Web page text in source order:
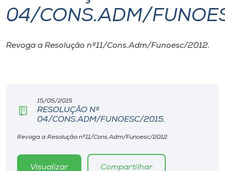
I.nova
Diplomados
CPA
Biblioteca
04/CONS.ADM/
Revoga a Resolução nº11/Cons.Adm/Funoesc/2012.
15/05/2015
RESOLUÇÃO Nº
04/CONS.ADM/FUNOESC/2015.
Revoga a Resolução nº11/Cons.Adm/Funoesc/2012.
Visualizar Compartilhar